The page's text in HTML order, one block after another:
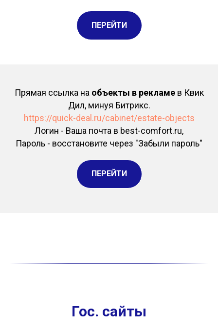
ПЕРЕЙТИ
Прямая ссылка на объекты в рекламев Квик
Дил, минуя Битрикс.
https://quick-deal.ru/cabinet/estate-objects
Логин - Ваша почта в best-comfort.ru,
Пароль - восстановите через "Забыли пароль"
ПЕРЕЙТИ
Гос. сайты